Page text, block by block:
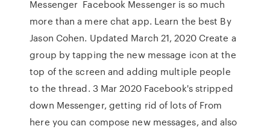
Messenger Facebook Messenger is so much
more than a mere chat app. Learn the best By
Jason Cohen. Updated March 21, 2020 Create a
group by tapping the new message icon at the
top of the screen and adding multiple people
to the thread. 3 Mar 2020 Facebook's stripped
down Messenger, getting rid of lots of From
here you can compose new messages, and also